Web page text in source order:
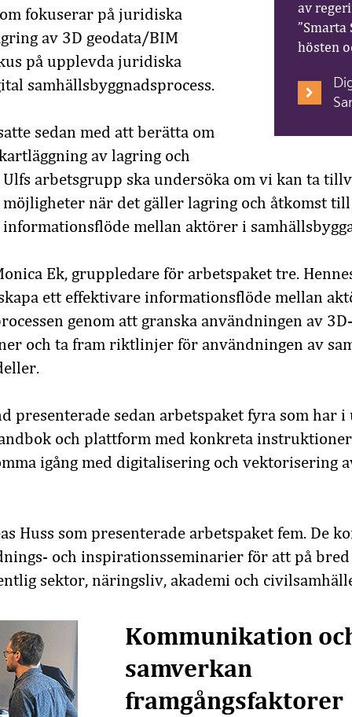
av
hösten
fokuserar på juridiska
av 3D geodata/BIM
på upplevda juridiska
samhällsbyggnadsprocess.
sedan med att berätta om
av lagring och
arbetsgrupp ska undersöka om vi kan ta
när det gäller lagring och åtkomst
mellan aktörer i
Ek, gruppledare för arbetspaket tre.
ett effektivare informationsflöde mellan
genom att granska användningen av
och ta fram riktlinjer för användningen av
presenterade sedan arbetspaket fyra som har
och plattform med konkreta
igång med digitalisering och vektorisering
Huss som presenterade arbetspaket fem. De
och inspirationsseminarier för att på
sektor, näringsliv, akademi och
Kommunikation
samverkan
framgångsfaktorer